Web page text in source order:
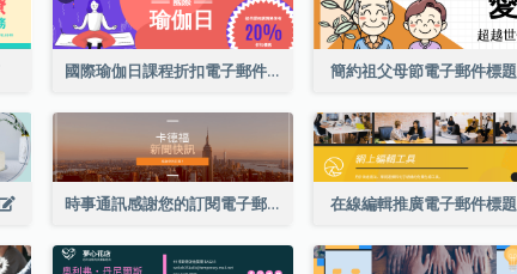
國際瑜伽日課程折扣電子郵件標題 簡約祖父母節電子郵件標題
時事通訊感謝您的訂閱電子郵件標題 在線編輯推廣電子郵件標題